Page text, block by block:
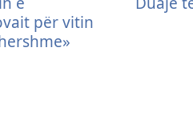
për vitin